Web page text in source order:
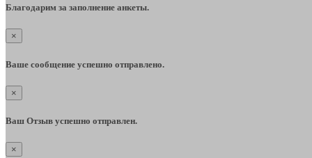
Благодарим за заполнение анкеты.
×
Ваше сообщение успешно отправлено.
×
Ваш Отзыв успешно отправлен.
×